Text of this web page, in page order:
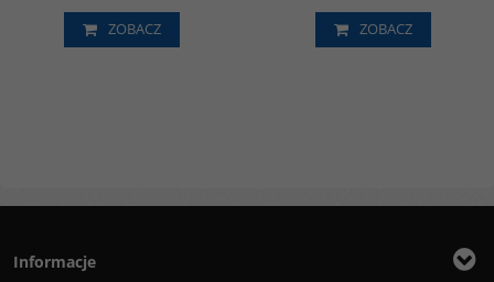
ZOBACZ ZOBACZ
Informacje